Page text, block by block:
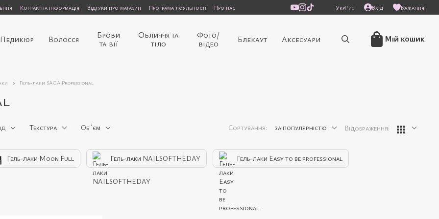
Контактна інформація Відгуки про магазин Програма лояльності
Про нас
УкрРус Вхід Бажання
Педикюр Волосся
Брови
та вії
Обличчя та
тіло
Фото/
відео
Блекаут Аксесуари Мій кошик
Гель-лаки SAGA Professional
Текстура Об `єм Сортування: за популярністю Відображення:
Гель-лаки Moon Full Гель-лаки NAILSOFTHEDAY Гель-лаки Easy to be professional